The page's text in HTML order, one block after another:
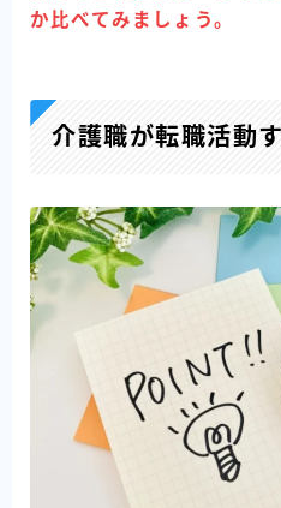
か比べてみましょう。
介護職が転職活動